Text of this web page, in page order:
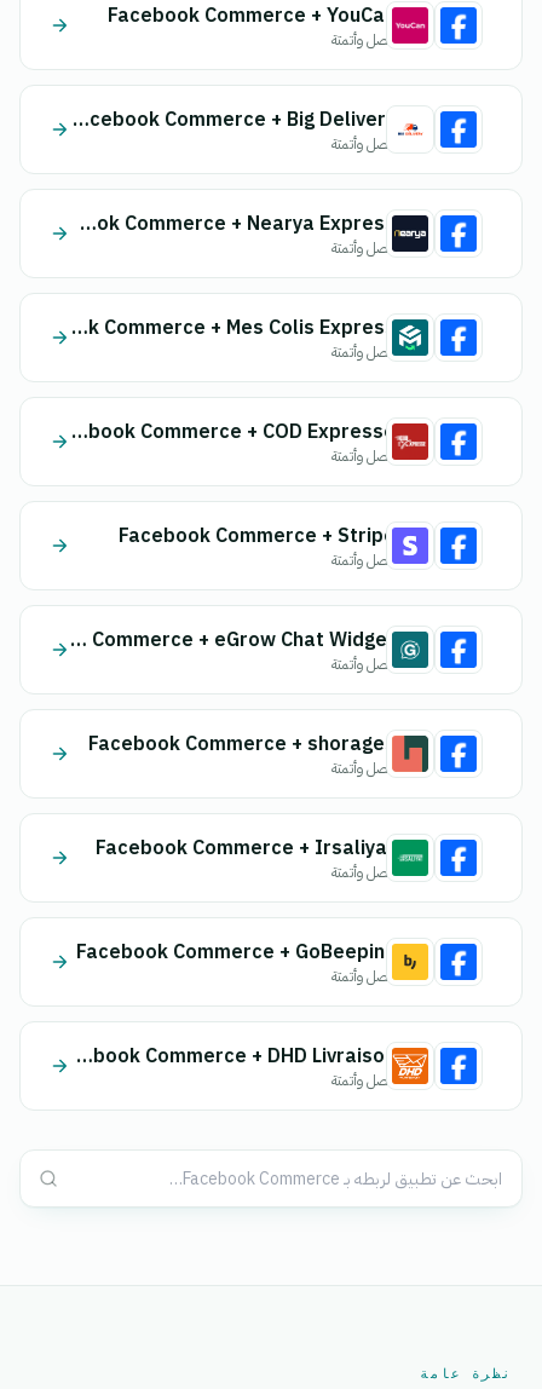
Facebook Commerce + YouCan
اتصل وأتمتة
Facebook Commerce + Big Delivery
اتصل وأتمتة
Facebook Commerce + Nearya Express
اتصل وأتمتة
Facebook Commerce + Mes Colis Express
اتصل وأتمتة
Facebook Commerce + COD Expresse
اتصل وأتمتة
Facebook Commerce + Stripe
اتصل وأتمتة
Facebook Commerce + eGrow Chat Widget
اتصل وأتمتة
Facebook Commerce + shorages
اتصل وأتمتة
Facebook Commerce + Irsaliyat
اتصل وأتمتة
Facebook Commerce + GoBeeping
اتصل وأتمتة
Facebook Commerce + DHD Livraison
اتصل وأتمتة
نظرة عامة